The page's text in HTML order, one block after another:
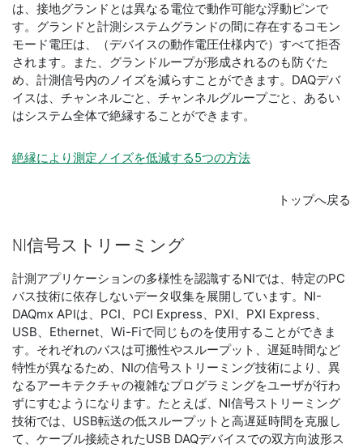
は、接地グランドとは異なる電位で動作可能な浮動ピンで
す。グランドと計測システムグランドの間に存在するコモン
モード電圧は、（デバイスの動作電圧仕様内で）すべて拒否
されます。また、グランドループが形成されるのも防ぐた
め、計測信号内のノイズを減らすことができます。DAQデバ
イスは、チャンネルごと、チャンネルグループごと、あるい
はシステム全体で絶縁することができます。
絶縁により測定ノイズを低減する5つの方法
トップへ戻る
NI信号ストリーミング
計測アプリケーションの多様性を認識するNIでは、特定のPC
バス技術に依存しないデータ収集を展開しています。NI-
DAQmx APIは、PCI、PCI Express、PXI、PXI Express、
USB、Ethernet、Wi-Fiで同じものを使用することができま
す。それぞれのバスは可搬性やスループット、遅延時間など
特性が異なるため、NIの信号ストリーミング技術により、異
なるアーキテクチャの複雑なプログラミングをユーザが行わ
ずにすむようになります。たとえば、NI信号ストリーミング
技術では、USB転送の低スループットと高遅延時間を克服し
て、ケーブル接続されたUSB DAQデバイスでの双方向波形ス